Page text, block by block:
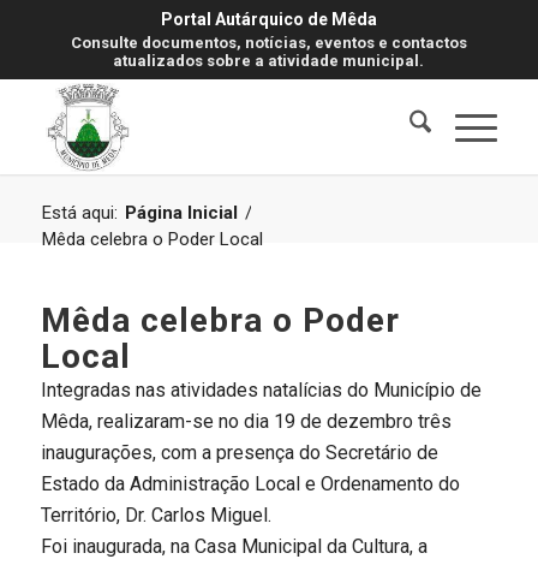
Portal Autárquico de Mêda
Consulte documentos, notícias, eventos e contactos
atualizados sobre a atividade municipal.
Está aqui: Página Inicial /
Mêda celebra o Poder Local
Mêda celebra o Poder
Local
Integradas nas atividades natalícias do Município de
Mêda, realizaram-se no dia 19 de dezembro três
inaugurações, com a presença do Secretário de
Estado da Administração Local e Ordenamento do
Território, Dr. Carlos Miguel.
Foi inaugurada, na Casa Municipal da Cultura, a